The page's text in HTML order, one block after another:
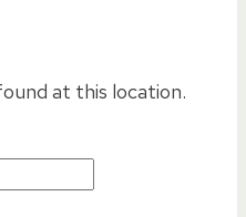
at this location.